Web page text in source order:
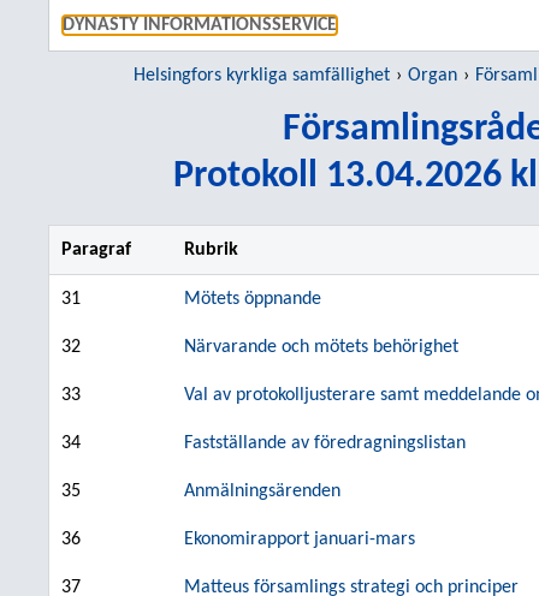
DYNASTY INFORMATIONSSERVICE
Helsingfors kyrkliga samfällighet Organ
Protokoll 13.04.2026
Paragraf Rubrik
31 Mötets öppnande
32 Närvarande och mötets behörighet
33 Val av protokolljusterare samt meddelande
34 Fastställande av föredragningslistan
35 Anmälningsärenden
36 Ekonomirapport januari-mars
37 Matteus församlings strategi och principer